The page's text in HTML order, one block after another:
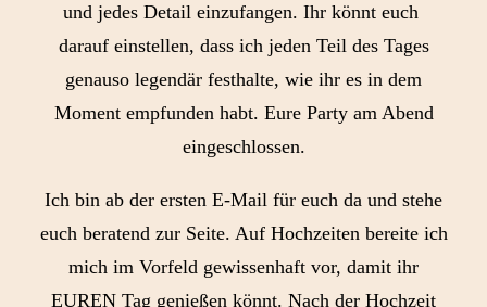
und jedes Detail einzufangen. Ihr könnt euch
darauf einstellen, dass ich jeden Teil des Tages
genauso legendär festhalte, wie ihr es in dem
Moment empfunden habt. Eure Party am Abend
eingeschlossen.
Ich bin ab der ersten E-Mail für euch da und stehe
euch beratend zur Seite. Auf Hochzeiten bereite ich
mich im Vorfeld gewissenhaft vor, damit ihr
EUREN Tag genießen könnt. Nach der Hochzeit